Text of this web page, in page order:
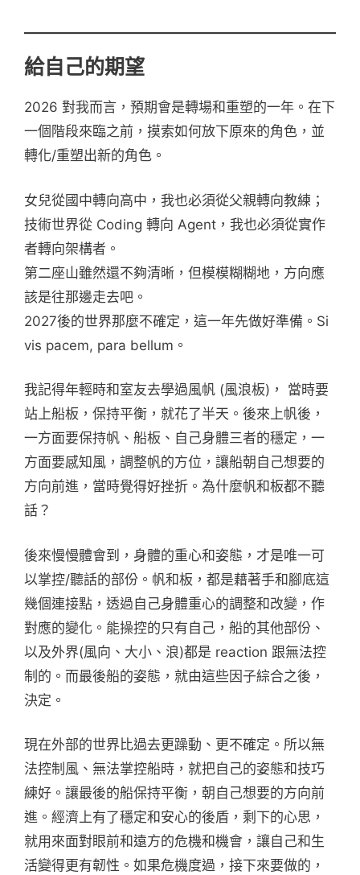
給自己的期望
2026 對我而言，預期會是轉場和重塑的一年。在下
一個階段來臨之前，摸索如何放下原來的角色，並
轉化/重塑出新的角色。
女兒從國中轉向高中，我也必須從父親轉向教練；
技術世界從 Coding 轉向 Agent，我也必須從實作
者轉向架構者。
第二座山雖然還不夠清晰，但模模糊糊地，方向應
該是往那邊走去吧。
2027後的世界那麼不確定，這一年先做好準備。Si
vis pacem, para bellum。
我記得年輕時和室友去學過風帆 (風浪板)， 當時要
站上船板，保持平衡，就花了半天。後來上帆後，
一方面要保持帆、船板、自己身體三者的穩定，一
方面要感知風，調整帆的方位，讓船朝自己想要的
方向前進，當時覺得好挫折。為什麼帆和板都不聽
話？
後來慢慢體會到，身體的重心和姿態，才是唯一可
以掌控/聽話的部份。帆和板，都是藉著手和腳底這
幾個連接點，透過自己身體重心的調整和改變，作
對應的變化。能操控的只有自己，船的其他部份、
以及外界(風向、大小、浪)都是 reaction 跟無法控
制的。而最後船的姿態，就由這些因子綜合之後，
決定。
現在外部的世界比過去更躁動、更不確定。所以無
法控制風、無法掌控船時，就把自己的姿態和技巧
練好。讓最後的船保持平衡，朝自己想要的方向前
進。經濟上有了穩定和安心的後盾，剩下的心思，
就用來面對眼前和遠方的危機和機會，讓自己和生
活變得更有韌性。如果危機度過，接下來要做的，